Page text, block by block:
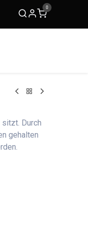
0
Durch
gehalten